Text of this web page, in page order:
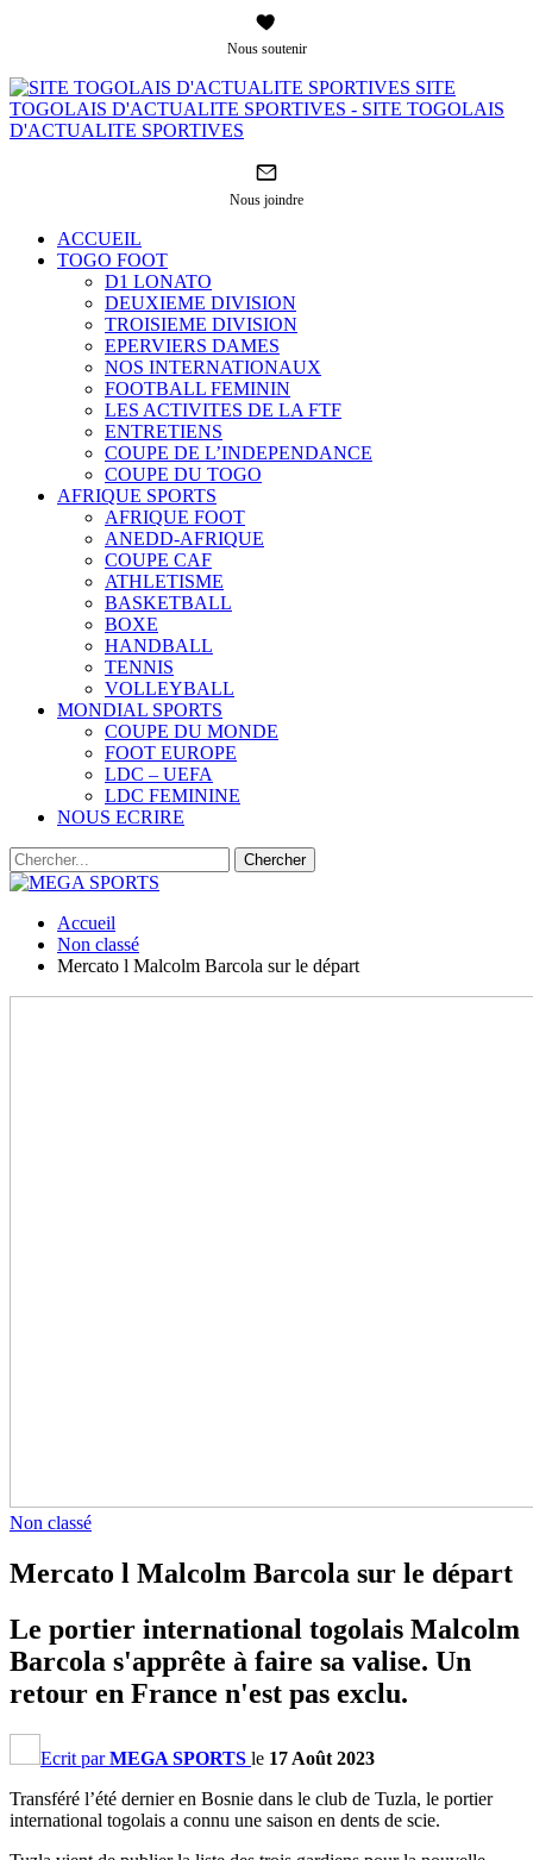
Nous soutenir
SITE
TOGOLAIS D'ACTUALITE SPORTIVES - SITE TOGOLAIS
D'ACTUALITE SPORTIVES
Nous joindre
ACCUEIL
TOGO FOOT
D1 LONATO
DEUXIEME DIVISION
TROISIEME DIVISION
EPERVIERS DAMES
NOS INTERNATIONAUX
FOOTBALL FEMININ
LES ACTIVITES DE LA FTF
ENTRETIENS
COUPE DE L’INDEPENDANCE
COUPE DU TOGO
AFRIQUE SPORTS
AFRIQUE FOOT
ANEDD-AFRIQUE
COUPE CAF
ATHLETISME
BASKETBALL
BOXE
HANDBALL
TENNIS
VOLLEYBALL
MONDIAL SPORTS
COUPE DU MONDE
FOOT EUROPE
LDC – UEFA
LDC FEMININE
NOUS ECRIRE
Accueil
Non classé
Mercato l Malcolm Barcola sur le départ
Non classé
Mercato l Malcolm Barcola sur le départ
Le portier international togolais Malcolm
Barcola s'apprête à faire sa valise. Un
retour en France n'est pas exclu.
Ecrit parMEGA SPORTS le 17 Août 2023
Transféré l’été dernier en Bosnie dans le club de Tuzla, le portier
international togolais a connu une saison en dents de scie.